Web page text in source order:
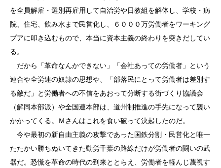
を全員解雇・選別再雇用して自治労や日教組を解体し、学校・病
院、住宅、飲み水まで民営化し、６０００万労働者をワーキング
プアに叩き込むもので、本当に資本主義の終わりを突きだしてい
る。
だから「革命なんかできない」「会社あっての労働者」という
連合や全労連の奴隷の思想や、「部落民にとって労働者は差別す
る敵だ」と労働者への不信をあおって分断する街づくり協議会
（解同本部派）や全国連本部は、道州制推進の手先になって襲い
かかってくる。Ｍさんはこれを食い破って決起したのだ。
今や最初の新自由主義の攻撃であった国鉄分割・民営化と唯一
たたかい勝ちぬいてきた動労千葉の路線だけが労働者の闘いの武
器だ。恐慌を革命の時代の到来ととらえ、労働者を軽んじ蔑視す